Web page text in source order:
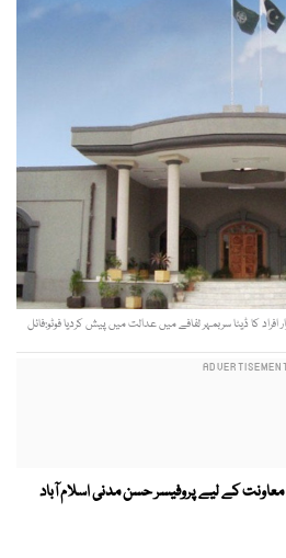
کے لیے پروفیسر حسن مدنی اسلام آباد